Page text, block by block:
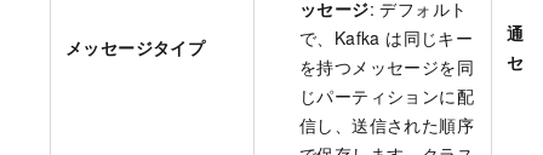
メッセージタイプ
ッセージ: デフォルト
で、Kafka は同じキー
を持つメッセージを同
じパーティションに配
信し、送信された順序
通
セ